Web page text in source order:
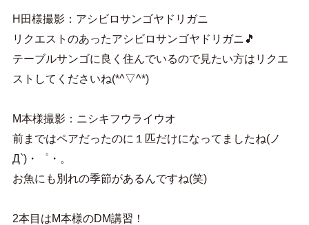
H田様撮影：アシビロサンゴヤドリガニ
リクエストのあったアシビロサンゴヤドリガニ🎵
テーブルサンゴに良く住んでいるので見たい方はリクエ
ストしてくださいね(*^▽^*)
M本様撮影：ニシキフウライウオ
前まではペアだったのに１匹だけになってましたね(ノ
Д`)・゜・。
お魚にも別れの季節があるんですね(笑)
2本目はM本様のDM講習！